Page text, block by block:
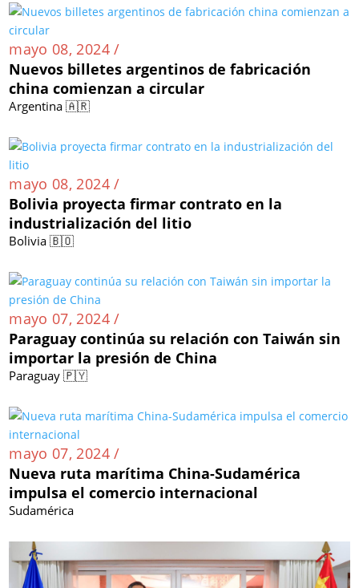
mayo 08, 2024 /
Nuevos billetes argentinos de fabricación
china comienzan a circular
Argentina 🇦🇷
mayo 08, 2024 /
Bolivia proyecta firmar contrato en la
industrialización del litio
Bolivia 🇧🇴
mayo 07, 2024 /
Paraguay continúa su relación con Taiwán sin
importar la presión de China
Paraguay 🇵🇾
mayo 07, 2024 /
Nueva ruta marítima China-Sudamérica
impulsa el comercio internacional
Sudamérica